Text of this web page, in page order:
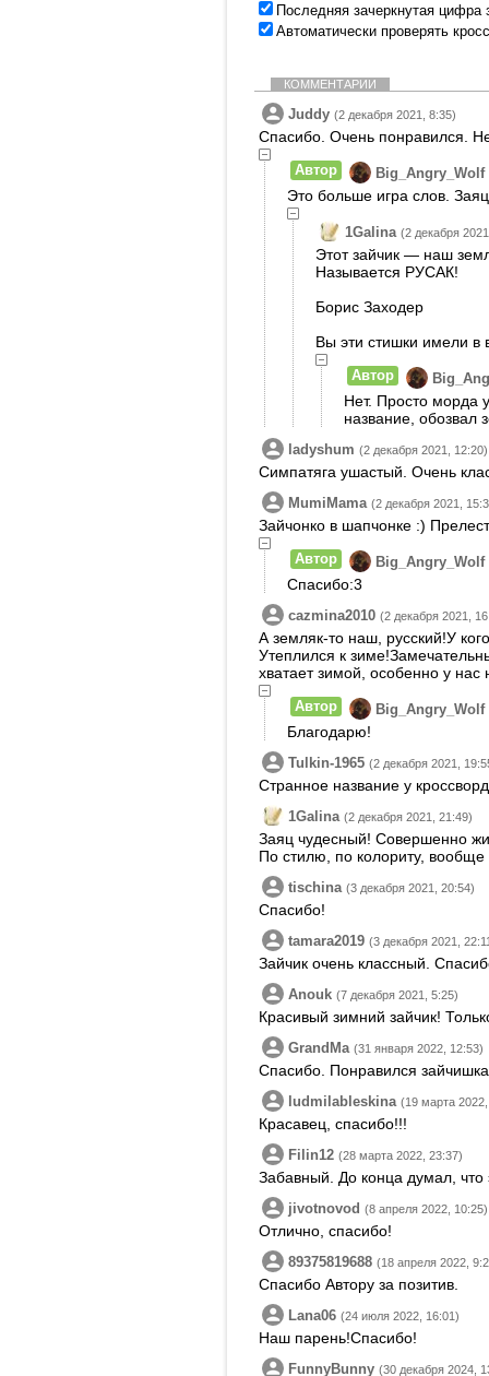
Последняя зачеркнутая цифра
Автоматически проверять
КОММЕНТАРИИ
Juddy (2 декабря 2021, 8:35)
Спасибо. Очень понравился.
Автор Big_Angry_Wolf
Это больше игра слов.
1Galina (2 декабря
Этот зайчик — наш
Называется РУСАК!
Борис Заходер
Вы эти стишки имели в
Автор
Нет. Просто морда
название, обозвал
ladyshum (2 декабря 2021, 12:20)
Симпатяга ушастый. Очень
MumiMama (2 декабря 2021,
Зайчонко в шапчонке :)
Автор Big_Angry_Wolf
Спасибо:3
cazmina2010 (2 декабря 2021,
А земляк-то наш, русский!У
Утеплился к
хватает зимой, особенно у
Автор Big_Angry_Wolf
Благодарю!
Tulkin-1965 (2 декабря 2021,
Странное название у
1Galina (2 декабря 2021, 21:49)
Заяц чудесный! Совершенно
По стилю, по колориту, вообще
tischina (3 декабря 2021, 20:54)
Спасибо!
tamara2019 (3 декабря 2021,
Зайчик очень классный.
Anouk (7 декабря 2021, 5:25)
Красивый зимний зайчик!
GrandMa (31 января 2022, 12:53)
Спасибо. Понравился
ludmilableskina (19 марта
Красавец, спасибо!!!
Filin12 (28 марта 2022, 23:37)
Забавный. До конца думал, что
jivotnovod (8 апреля 2022, 10:25)
Отлично, спасибо!
89375819688 (18 апреля 2022,
Спасибо Автору за позитив.
Lana06 (24 июля 2022, 16:01)
Наш парень!Спасибо!
FunnyBunny (30 декабря 2024,